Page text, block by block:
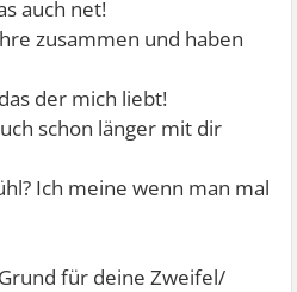
auch net!
zusammen und haben
der mich liebt!
schon länger mit dir
Ich meine wenn man mal
für deine Zweifel/